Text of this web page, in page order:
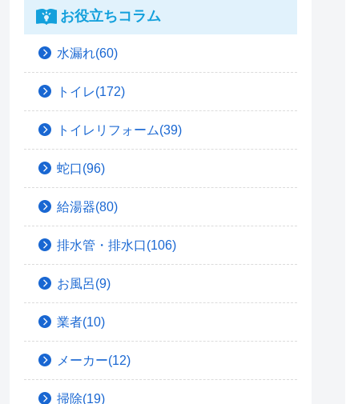
お役立ちコラム
水漏れ(60)
トイレ(172)
トイレリフォーム(39)
蛇口(96)
給湯器(80)
排水管・排水口(106)
お風呂(9)
業者(10)
メーカー(12)
掃除(19)